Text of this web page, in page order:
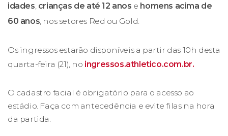
idades, crianças de até 12 anos e homens acima de
60 anos, nos setores Red ou Gold.
Os ingressos estarão disponíveis a partir das 10h desta
quarta-feira (21), no ingressos.athletico.com.br.
O cadastro facial é obrigatório para o acesso ao
estádio. Faça com antecedência e evite filas na hora
da partida.